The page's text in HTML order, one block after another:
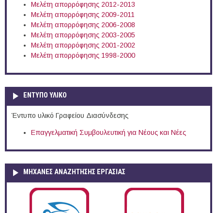
Μελέτη απορρόφησης 2012-2013
Μελέτη απορρόφησης 2009-2011
Μελέτη απορρόφησης 2006-2008
Μελέτη απορρόφησης 2003-2005
Μελέτη απορρόφησης 2001-2002
Μελέτη απορρόφησης 1998-2000
ΕΝΤΥΠΟ ΥΛΙΚΟ
Έντυπο υλικό Γραφείου Διασύνδεσης
Επαγγελματική Συμβουλευτική για Νέους και Νέες
ΜΗΧΑΝΕΣ ΑΝΑΖΗΤΗΣΗΣ ΕΡΓΑΣΙΑΣ